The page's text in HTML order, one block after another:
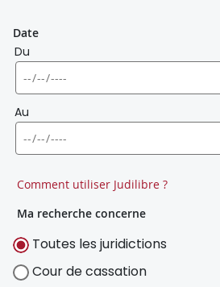
Date
Du
Au
Comment utiliser Judilibre ?
Ma recherche concerne
Toutes les juridictions
Cour de cassation